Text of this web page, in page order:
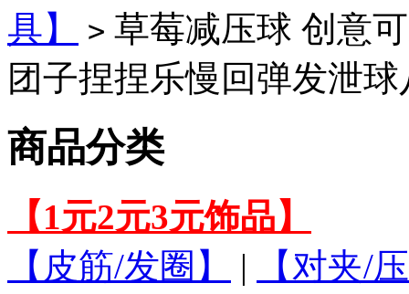
具】
> 草莓减压球 创意
团子捏捏乐慢回弹发泄球
商品分类
【1元2元3元饰品】
【皮筋/发圈】
|
【对夹/